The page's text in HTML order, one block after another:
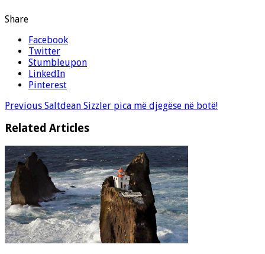
Share
Facebook
Twitter
Stumbleupon
LinkedIn
Pinterest
Previous Saltdean Sizzler pica më djegëse në botë!
Related Articles